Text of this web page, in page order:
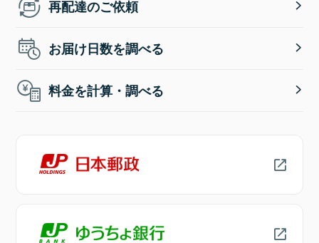
再配達のご依頼
お届け日数を調べる
料金を計算・調べる